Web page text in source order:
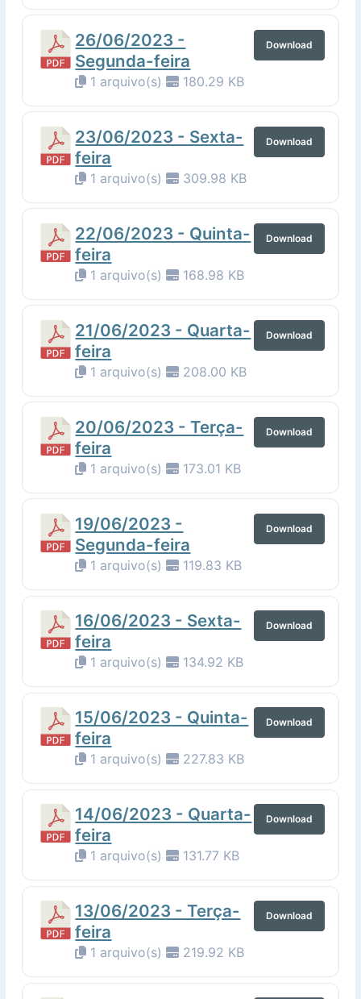
26/06/2023 -
Segunda-feira
1 arquivo(s) 180.29 KB
Download
23/06/2023 - Sexta-
feira
1 arquivo(s) 309.98 KB
Download
22/06/2023 - Quinta-
feira
1 arquivo(s) 168.98 KB
Download
21/06/2023 - Quarta-
feira
1 arquivo(s) 208.00 KB
Download
20/06/2023 - Terça-
feira
1 arquivo(s) 173.01 KB
Download
19/06/2023 -
Segunda-feira
1 arquivo(s) 119.83 KB
Download
16/06/2023 - Sexta-
feira
1 arquivo(s) 134.92 KB
Download
15/06/2023 - Quinta-
feira
1 arquivo(s) 227.83 KB
Download
14/06/2023 - Quarta-
feira
1 arquivo(s) 131.77 KB
Download
13/06/2023 - Terça-
feira
1 arquivo(s) 219.92 KB
Download